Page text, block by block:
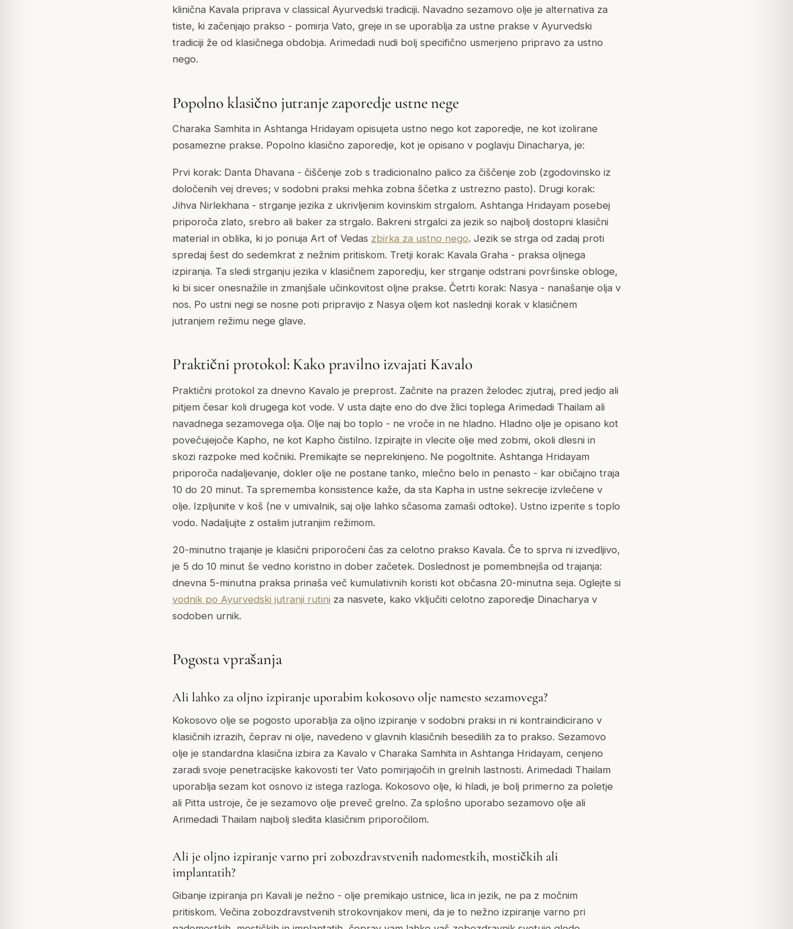
klinična Kavala priprava v classical Ayurvedski tradiciji. Navadno sezamovo olje je alternativa za
tiste, ki začenjajo prakso - pomirja Vato, greje in se uporablja za ustne prakse v Ayurvedski
tradiciji že od klasičnega obdobja. Arimedadi nudi bolj specifično usmerjeno pripravo za ustno
nego.
Popolno klasično jutranje zaporedje ustne nege
Charaka Samhita in Ashtanga Hridayam opisujeta ustno nego kot zaporedje, ne kot izolirane
posamezne prakse. Popolno klasično zaporedje, kot je opisano v poglavju Dinacharya, je:
Prvi korak: Danta Dhavana - čiščenje zob s tradicionalno palico za čiščenje zob (zgodovinsko iz
določenih vej dreves; v sodobni praksi mehka zobna ščetka z ustrezno pasto). Drugi korak:
Jihva Nirlekhana - strganje jezika z ukrivljenim kovinskim strgalom. Ashtanga Hridayam posebej
priporoča zlato, srebro ali baker za strgalo. Bakreni strgalci za jezik so najbolj dostopni klasični
material in oblika, ki jo ponuja Art of Vedas zbirka za ustno nego. Jezik se strga od zadaj proti
spredaj šest do sedemkrat z nežnim pritiskom. Tretji korak: Kavala Graha - praksa oljnega
izpiranja. Ta sledi strganju jezika v klasičnem zaporedju, ker strganje odstrani površinske obloge,
ki bi sicer onesnažile in zmanjšale učinkovitost oljne prakse. Četrti korak: Nasya - nanašanje olja v
nos. Po ustni negi se nosne poti pripravijo z Nasya oljem kot naslednji korak v klasičnem
jutranjem režimu nege glave.
Praktični protokol: Kako pravilno izvajati Kavalo
Praktični protokol za dnevno Kavalo je preprost. Začnite na prazen želodec zjutraj, pred jedjo ali
pitjem česar koli drugega kot vode. V usta dajte eno do dve žlici toplega Arimedadi Thailam ali
navadnega sezamovega olja. Olje naj bo toplo - ne vroče in ne hladno. Hladno olje je opisano kot
povečujejoče Kapho, ne kot Kapho čistilno. Izpirajte in vlecite olje med zobmi, okoli dlesni in
skozi razpoke med kočniki. Premikajte se neprekinjeno. Ne pogoltnite. Ashtanga Hridayam
priporoča nadaljevanje, dokler olje ne postane tanko, mlečno belo in penasto - kar običajno traja
10 do 20 minut. Ta sprememba konsistence kaže, da sta Kapha in ustne sekrecije izvlečene v
olje. Izpljunite v koš (ne v umivalnik, saj olje lahko sčasoma zamaši odtoke). Ustno izperite s toplo
vodo. Nadaljujte z ostalim jutranjim režimom.
20-minutno trajanje je klasični priporočeni čas za celotno prakso Kavala. Če to sprva ni izvedljivo,
je 5 do 10 minut še vedno koristno in dober začetek. Doslednost je pomembnejša od trajanja:
dnevna 5-minutna praksa prinaša več kumulativnih koristi kot občasna 20-minutna seja. Oglejte si
vodnik po Ayurvedski jutranji rutini za nasvete, kako vključiti celotno zaporedje Dinacharya v
sodoben urnik.
Pogosta vprašanja
Ali lahko za oljno izpiranje uporabim kokosovo olje namesto sezamovega?
Kokosovo olje se pogosto uporablja za oljno izpiranje v sodobni praksi in ni kontraindicirano v
klasičnih izrazih, čeprav ni olje, navedeno v glavnih klasičnih besedilih za to prakso. Sezamovo
olje je standardna klasična izbira za Kavalo v Charaka Samhita in Ashtanga Hridayam, cenjeno
zaradi svoje penetracijske kakovosti ter Vato pomirjajočih in grelnih lastnosti. Arimedadi Thailam
uporablja sezam kot osnovo iz istega razloga. Kokosovo olje, ki hladi, je bolj primerno za poletje
ali Pitta ustroje, če je sezamovo olje preveč grelno. Za splošno uporabo sezamovo olje ali
Arimedadi Thailam najbolj sledita klasičnim priporočilom.
Ali je oljno izpiranje varno pri zobozdravstvenih nadomestkih, mostičkih ali
implantatih?
Gibanje izpiranja pri Kavali je nežno - olje premikajo ustnice, lica in jezik, ne pa z močnim
pritiskom. Večina zobozdravstvenih strokovnjakov meni, da je to nežno izpiranje varno pri